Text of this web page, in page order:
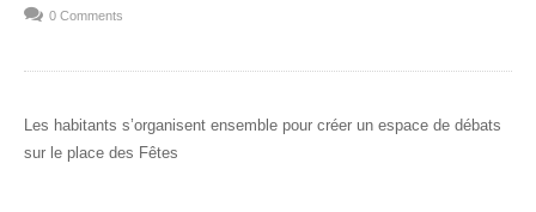
0 Comments
Les habitants s’organisent ensemble pour créer un espace de débats
sur le place des Fêtes